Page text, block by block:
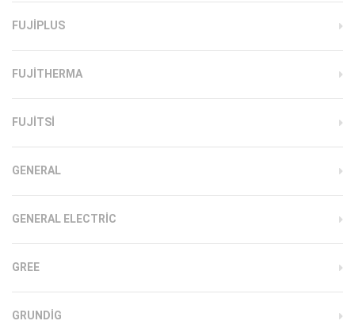
FUJIPLUS
FUJITHERMA
FUJITSI
GENERAL
GENERAL ELECTRIC
GREE
GRUNDIG